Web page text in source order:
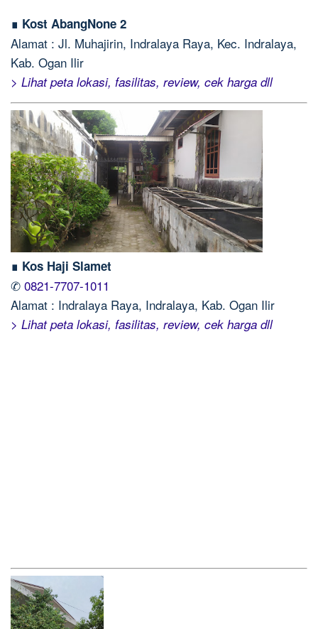
∎ Kost AbangNone 2
Alamat : Jl. Muhajirin, Indralaya Raya, Kec. Indralaya,
Kab. Ogan Ilir
> Lihat peta lokasi, fasilitas, review, cek harga dll
∎ Kos Haji Slamet
✆ 0821-7707-1011
Alamat : Indralaya Raya, Indralaya, Kab. Ogan Ilir
> Lihat peta lokasi, fasilitas, review, cek harga dll